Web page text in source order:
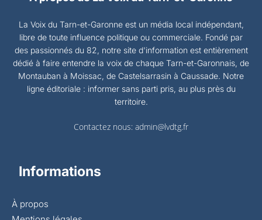
La Voix du Tarn-et-Garonne est un média local indépendant,
libre de toute influence politique ou commerciale. Fondé par
des passionnés du 82, notre site d'information est entièrement
dédié à faire entendre la voix de chaque Tarn-et-Garonnais, de
Montauban à Moissac, de Castelsarrasin à Caussade. Notre
ligne éditoriale : informer sans parti pris, au plus près du
territoire.
Contactez nous: admin@lvdtg.fr
Informations
À propos